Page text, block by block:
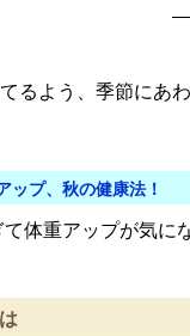
るよう、季節にあ
ップ、秋の健康法！
体重アップが気に